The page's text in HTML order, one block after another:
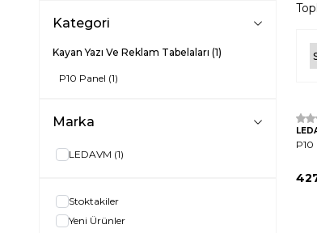
Kategori
Kayan Yazı Ve Reklam Tabelaları (1)
P10 Panel (1)
Marka
LEDAVM (1)
Stoktakiler
Yeni Ürünler
P10